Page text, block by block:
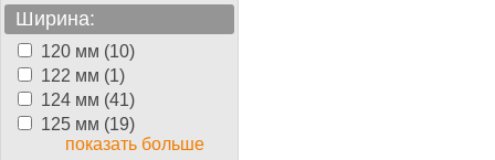
Ширина:
120 мм (10)
122 мм (1)
124 мм (41)
125 мм (19)
показать больше